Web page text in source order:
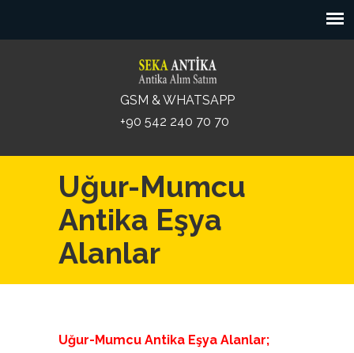
GSM & WHATSAPP
+90 542 240 70 70
Uğur-Mumcu
Antika Eşya
Alanlar
Uğur-Mumcu Antika Eşya Alanlar;